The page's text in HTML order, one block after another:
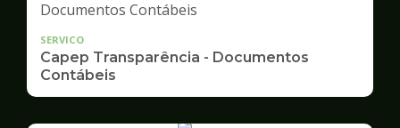
SERVICO
Capep Transparência - Documentos
Contábeis